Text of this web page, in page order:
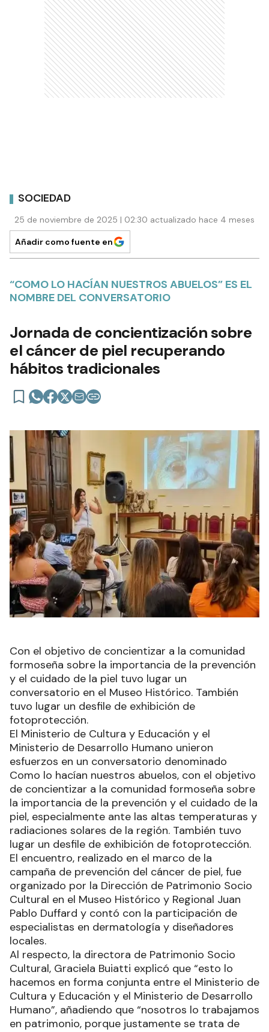
SOCIEDAD
25 de noviembre de 2025 | 02:30 actualizado hace 4 meses
Añadir como fuente en
“COMO LO HACÍAN NUESTROS ABUELOS” ES EL
NOMBRE DEL CONVERSATORIO
Jornada de concientización sobre
el cáncer de piel recuperando
hábitos tradicionales
Con el objetivo de concientizar a la comunidad
formoseña sobre la importancia de la prevención
y el cuidado de la piel tuvo lugar un
conversatorio en el Museo Histórico. También
tuvo lugar un desfile de exhibición de
fotoprotección.
El Ministerio de Cultura y Educación y el
Ministerio de Desarrollo Humano unieron
esfuerzos en un conversatorio denominado
Como lo hacían nuestros abuelos, con el objetivo
de concientizar a la comunidad formoseña sobre
la importancia de la prevención y el cuidado de la
piel, especialmente ante las altas temperaturas y
radiaciones solares de la región. También tuvo
lugar un desfile de exhibición de fotoprotección.
El encuentro, realizado en el marco de la
campaña de prevención del cáncer de piel, fue
organizado por la Dirección de Patrimonio Socio
Cultural en el Museo Histórico y Regional Juan
Pablo Duffard y contó con la participación de
especialistas en dermatología y diseñadores
locales.
Al respecto, la directora de Patrimonio Socio
Cultural, Graciela Buiatti explicó que “esto lo
hacemos en forma conjunta entre el Ministerio de
Cultura y Educación y el Ministerio de Desarrollo
Humano”, añadiendo que “nosotros lo trabajamos
en patrimonio, porque justamente se trata de